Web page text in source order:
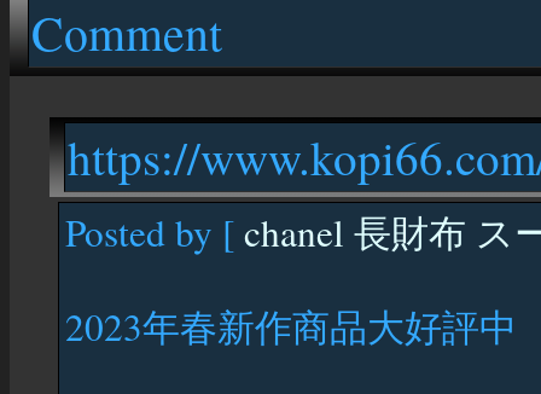
Comment
https://
Posted by [chanel 長財布 ス
2023年春新作商品大好評中